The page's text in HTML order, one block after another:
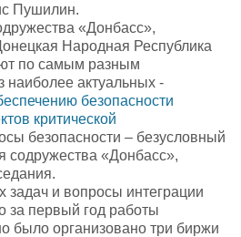
Пушилин.
«Донбасс»,
Народная Республика
по самым разным
актуальных -
безопасности
критической
безопасности – безусловный
содружества «Донбасс»,
и вопросы интеграции
за первый год работы
было организовано три биржи